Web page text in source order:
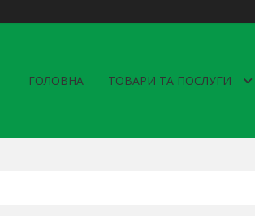
ГОЛОВНА ТОВАРИ ТА ПОСЛУГИ